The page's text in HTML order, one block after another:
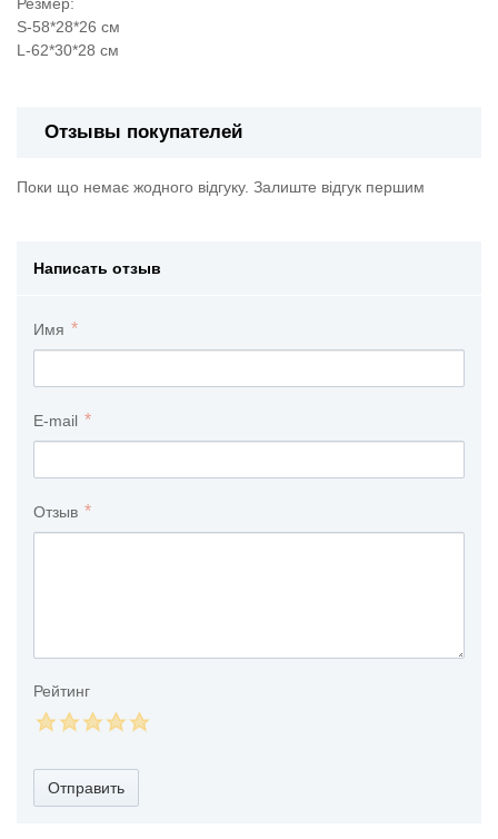
Резмер:
S-58*28*26 см
L-62*30*28 см
Отзывы покупателей
Поки що немає жодного відгуку. Залиште відгук першим
Написать отзыв
Имя
E-mail
Отзыв
Рейтинг
Отправить